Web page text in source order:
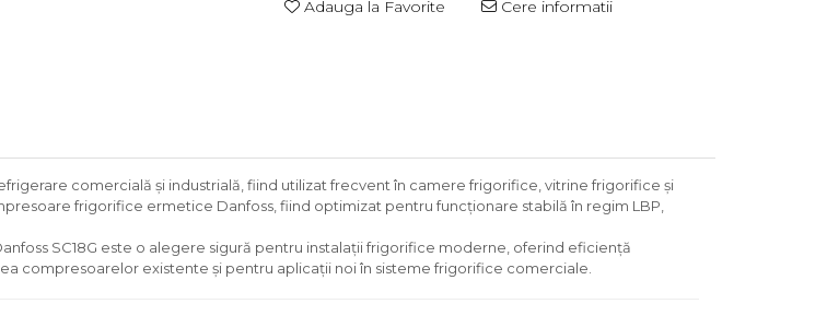
Adauga la Favorite Cere informatii
comercială și industrială, fiind utilizat frecvent în camere frigorifice, vitrine frigorifice și
frigorifice ermetice Danfoss, fiind optimizat pentru funcționare stabilă în regim LBP,
SC18G este o alegere sigură pentru instalații frigorifice moderne, oferind eficiență
compresoarelor existente și pentru aplicații noi în sisteme frigorifice comerciale.